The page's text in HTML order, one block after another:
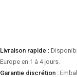
Livraison rapide :
Europe en 1 à 4 jours.
Garantie discrétion :